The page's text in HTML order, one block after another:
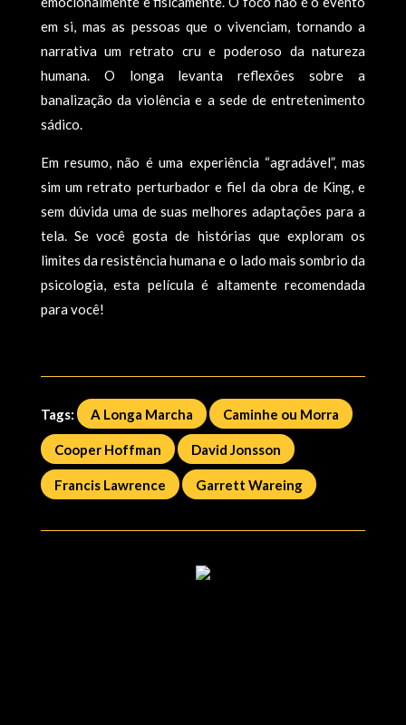
em si, mas as pessoas que o vivenciam, tornando a
narrativa um retrato cru e poderoso da natureza
humana. O longa levanta reflexões sobre a
banalização da violência e a sede de entretenimento
sádico.
Em resumo, não é uma experiência “agradável”, mas
sim um retrato perturbador e fiel da obra de King, e
sem dúvida uma de suas melhores adaptações para a
tela. Se você gosta de histórias que exploram os
limites da resistência humana e o lado mais sombrio da
psicologia, esta película é altamente recomendada
para você!
Tags: A Longa Marcha Caminhe ou Morra
Cooper Hoffman David Jonsson
Francis Lawrence Garrett Wareing